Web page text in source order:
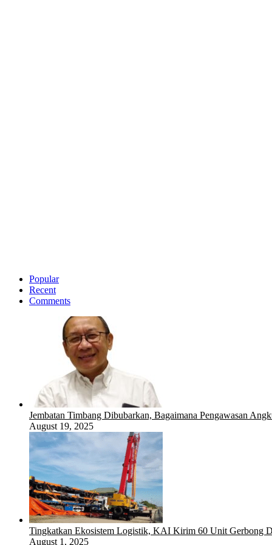
Popular
Recent
Comments
Jembatan Timbang Dibubarkan, Bagaimana Pengawasan
August 19, 2025
Tingkatkan Ekosistem Logistik, KAI Kirim 60 Unit Gerbong
August 1, 2025